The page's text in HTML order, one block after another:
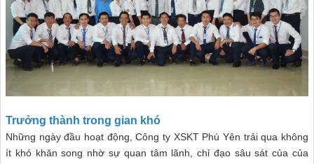
Trưởng thành trong gian khó
Những ngày đầu hoạt động, Công ty XSKT Phú Yên trải qua không
ít khó khăn song nhờ sự quan tâm lãnh, chỉ đạo sâu sát của của